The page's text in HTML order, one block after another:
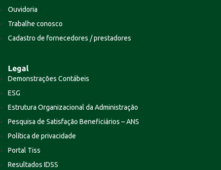
Ouvidoria
Trabalhe conosco
Cadastro de fornecedores / prestadores
Legal
Demonstrações Contábeis
ESG
Estrutura Organizacional da Administração
Pesquisa de Satisfação Beneficiários – ANS
Política de privacidade
Portal Tiss
Resultados IDSS